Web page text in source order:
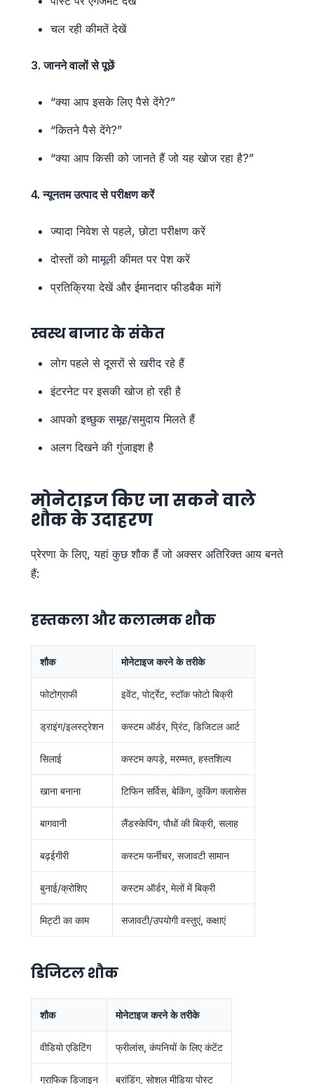
चल रही कीमतें देखें
3. जानने वालों से पूछें
“क्या आप इसके लिए पैसे देंगे?”
“कितने पैसे देंगे?”
“क्या आप किसी को जानते हैं जो यह खोज रहा है?”
4. न्यूनतम उत्पाद से परीक्षण करें
ज्यादा निवेश से पहले, छोटा परीक्षण करें
दोस्तों को मामूली कीमत पर पेश करें
प्रतिक्रिया देखें और ईमानदार फीडबैक मांगें
स्वस्थ बाजार के संकेत
लोग पहले से दूसरों से खरीद रहे हैं
इंटरनेट पर इसकी खोज हो रही है
आपको इच्छुक समूह/समुदाय मिलते हैं
अलग दिखने की गुंजाइश है
मोनेटाइज किए जा सकने वाले
शौक के उदाहरण
प्रेरणा के लिए, यहां कुछ शौक हैं जो अक्सर अतिरिक्त आय बनते
हैं:
हस्तकला और कलात्मक शौक
शौक मोनेटाइज करने के तरीके
फोटोग्राफी इवेंट, पोर्ट्रेट, स्टॉक फोटो बिक्री
ड्राइंग/इलस्ट्रेशन कस्टम ऑर्डर, प्रिंट, डिजिटल आर्ट
सिलाई कस्टम कपड़े, मरम्मत, हस्तशिल्प
खाना बनाना टिफिन सर्विस, बेकिंग, कुकिंग क्लासेस
बागवानी लैंडस्केपिंग, पौधों की बिक्री, सलाह
बढ़ईगीरी कस्टम फर्नीचर, सजावटी सामान
बुनाई/क्रोशिए कस्टम ऑर्डर, मेलों में बिक्री
मिट्टी का काम सजावटी/उपयोगी वस्तुएं, कक्षाएं
डिजिटल शौक
शौक मोनेटाइज करने के तरीके
वीडियो एडिटिंग फ्रीलांस, कंपनियों के लिए कंटेंट
ग्राफिक डिजाइन ब्रांडिंग, सोशल मीडिया पोस्ट